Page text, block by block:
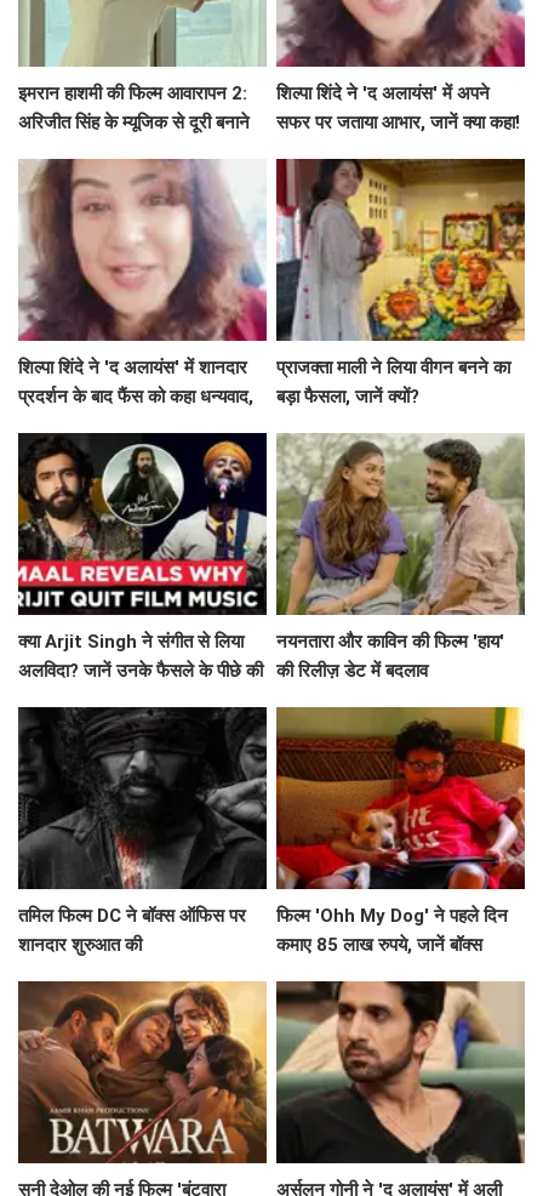
इमरान हाशमी की फिल्म आवारापन 2:
अरिजीत सिंह के म्यूजिक से दूरी बनाने
शिल्पा शिंदे ने 'द अलायंस' में अपने
सफर पर जताया आभार, जानें क्या कहा!
शिल्पा शिंदे ने 'द अलायंस' में शानदार
प्रदर्शन के बाद फैंस को कहा धन्यवाद,
प्राजक्ता माली ने लिया वीगन बनने का
बड़ा फैसला, जानें क्यों?
क्या Arjit Singh ने संगीत से लिया
अलविदा? जानें उनके फैसले के पीछे की
नयनतारा और काविन की फिल्म 'हाय'
की रिलीज़ डेट में बदलाव
तमिल फिल्म DC ने बॉक्स ऑफिस पर
शानदार शुरुआत की
फिल्म 'Ohh My Dog' ने पहले दिन
कमाए 85 लाख रुपये, जानें बॉक्स
सनी देओल की नई फिल्म 'बंटवारा अर्सलन गोनी ने 'द अलायंस' में अली